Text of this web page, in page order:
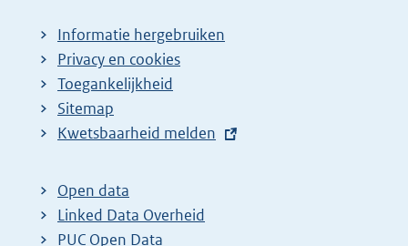
Informatie hergebruiken
Privacy en cookies
Toegankelijkheid
Sitemap
E
t
e
r
Kwetsbaarheid melden
Open data
Linked Data Overheid
PUC Open Data